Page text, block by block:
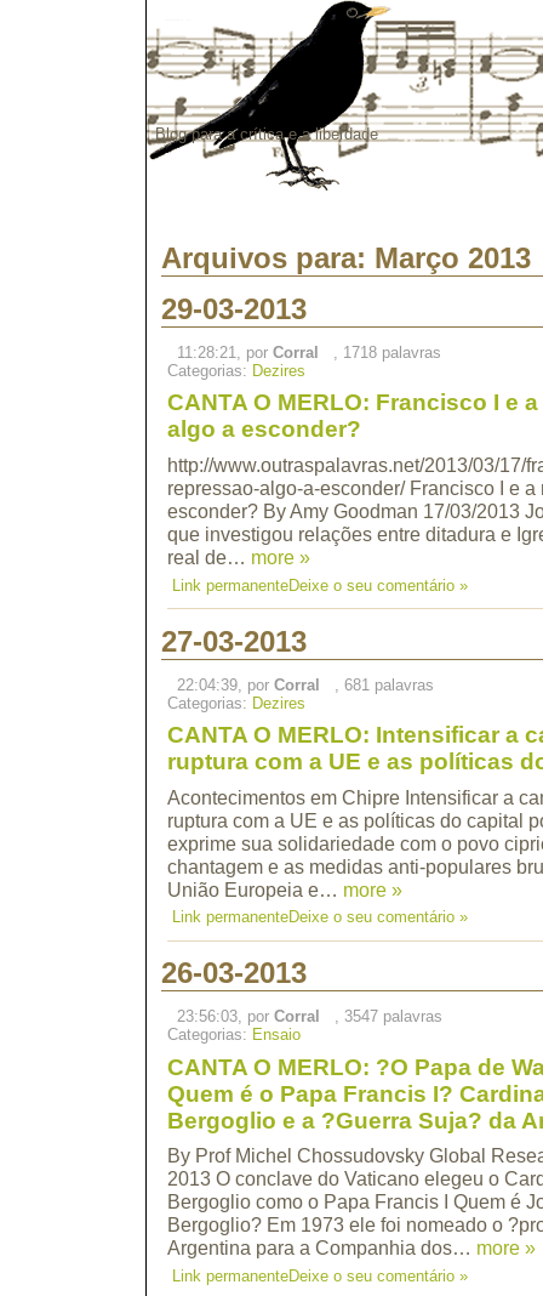
Blog para a crítica e a liberdade
Arquivos para: Março 2013
29-03-2013
11:28:21, por Corral
, 1718 palavras
Categorias: Dezires
CANTA O MERLO: Francisco I e
algo a esconder?
http://www.outraspalavras.net/2013/03/17/
repressao-algo-a-esconder/ Francisco I e a
esconder? By Amy Goodman 17/03/2013
que investigou relações entre ditadura e
real de… more »
Link permanenteDeixe o seu comentário »
27-03-2013
22:04:39, por Corral
, 681 palavras
Categorias: Dezires
CANTA O MERLO: Intensificar a
ruptura com a UE e as políticas
Acontecimentos em Chipre Intensificar a
ruptura com a UE e as políticas do capital
exprime sua solidariedade com o povo
chantagem e as medidas anti-populares
União Europeia e… more »
Link permanenteDeixe o seu comentário »
26-03-2013
23:56:03, por Corral
, 3547 palavras
Categorias: Ensaio
CANTA O MERLO: ?O Papa de
Quem é o Papa Francis I?
Bergoglio e a ?Guerra Suja? da
By Prof Michel Chossudovsky Global
2013 O conclave do Vaticano elegeu o
Bergoglio como o Papa Francis I Quem é
Bergoglio? Em 1973 ele foi nomeado o
Argentina para a Companhia dos… more »
Link permanenteDeixe o seu comentário »